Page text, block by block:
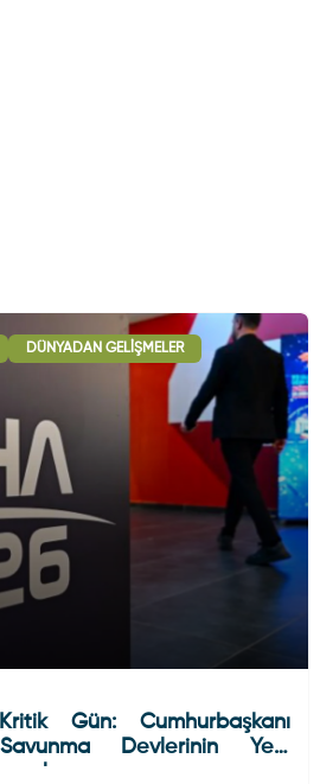
DÜNYADAN GELIŞMELER
Gün: Cumhurbaşkanı
Devlerinin Yeni